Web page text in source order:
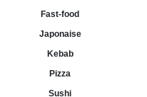
Fast-food
Japonaise
Kebab
Pizza
Sushi